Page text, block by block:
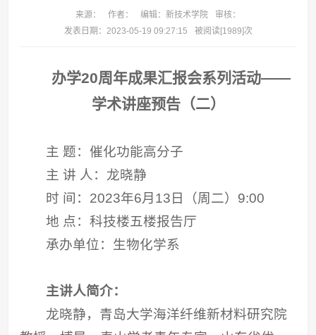
来源： 作者： 编辑：新技术学院
审核：
发表日期：2023-05-19 09:27:15
被阅读[1989]次
办学20周年成果汇报会系列活动——
学术讲座预告（二）
主 题：催化功能高分子
主 讲 人：龙晓静
时 间：2023年6月13日（周二）9:00
地 点：科技楼五楼报告厅
承办单位：生物化学系
主讲人简介：
龙晓静，青岛大学海洋纤维新材料研究院